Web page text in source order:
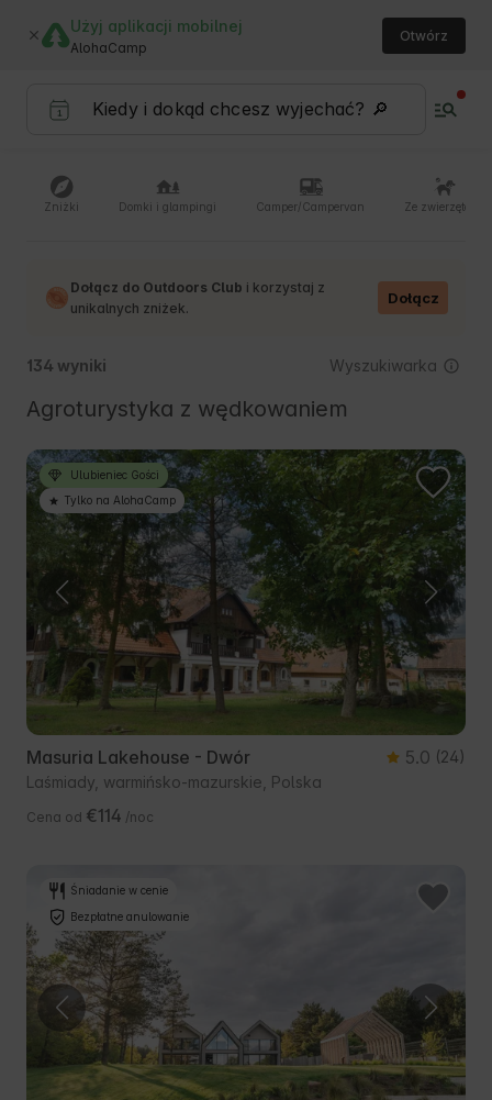
Użyj aplikacji mobilnej
AlohaCamp
Otwórz
Zniżki Domki i glampingi Camper/Campervan Ze zwierzętami
Dołącz do Outdoors Club i korzystaj z
unikalnych zniżek.
Dołącz
134 wyniki Wyszukiwarka
Agroturystyka z wędkowaniem
Ulubieniec Gości
Tylko na AlohaCamp
Masuria Lakehouse - Dwór 5.0 (24)
Laśmiady, warmińsko-mazurskie, Polska
Cena od €114 /noc
Śniadanie w cenie
Bezpłatne anulowanie